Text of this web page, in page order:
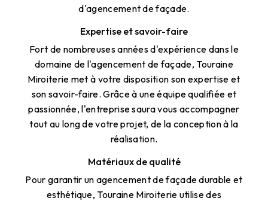
d'agencement de façade.
Expertise et savoir-faire
Fort de nombreuses années d'expérience dans le
domaine de l'agencement de façade, Touraine
Miroiterie met à votre disposition son expertise et
son savoir-faire. Grâce à une équipe qualifiée et
passionnée, l'entreprise saura vous accompagner
tout au long de votre projet, de la conception à la
réalisation.
Matériaux de qualité
Pour garantir un agencement de façade durable et
esthétique, Touraine Miroiterie utilise des